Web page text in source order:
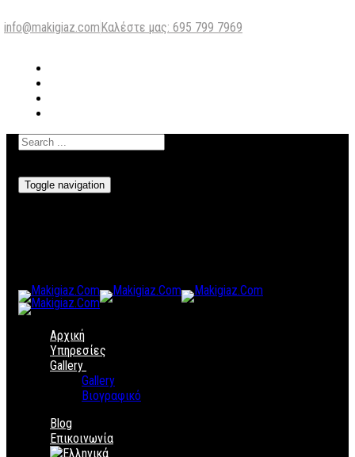
info@makigiaz.comΚαλέστε μας: 695 799 7969
Toggle navigation
Αρχική
Υπηρεσίες
Gallery
Gallery
Βιογραφικό
Blog
Επικοινωνία